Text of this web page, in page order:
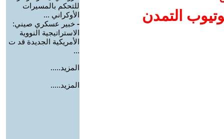
التمدن
للتحكم بالمسيرات
الأوكراني ...
- خبير عسكري صيني:
الاستراتيجية النووية
الأمريكية الجديدة قد ت
...
المزيد.....
المزيد.....